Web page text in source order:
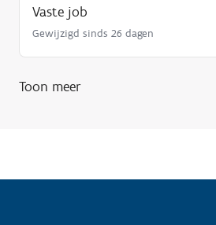
Vaste job
Gewijzigd sinds 26 dagen
Toon meer